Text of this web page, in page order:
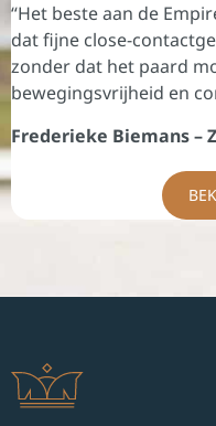
“Het beste aan de
dat fijne close-
zonder dat het paard
bewegingsvrijheid en
Frederieke Biemans –